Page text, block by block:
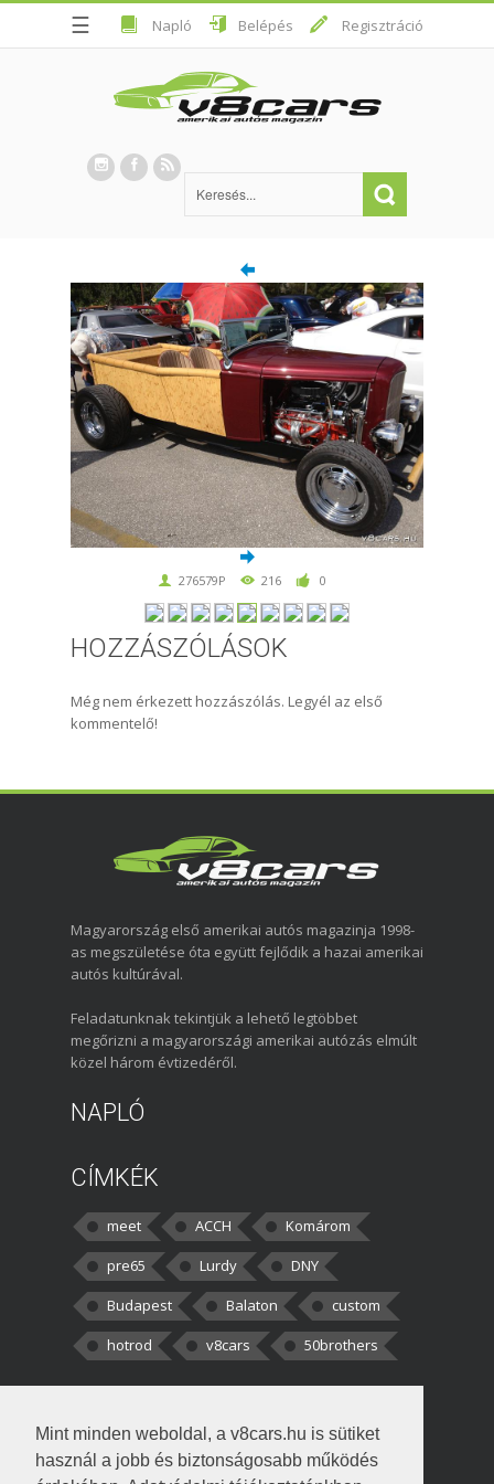
Mint minden weboldal, a v8cars.hu is sütiket
használ a jobb és biztonságosabb működés
☰ Napló Belépés Regisztráció
276579P 216 0
HOZZÁSZÓLÁSOK
Még nem érkezett hozzászólás. Legyél az első
kommentelő!
Magyarország első amerikai autós magazinja 1998-
as megszületése óta együtt fejlődik a hazai amerikai
autós kultúrával.
Feladatunknak tekintjük a lehető legtöbbet
megőrizni a magyarországi amerikai autózás elmúlt
közel három évtizedéről.
NAPLÓ
CÍMKÉK
meet ACCH
Komárom
pre65
Lurdy
DNY
Budapest
Balaton
custom
hotrod
v8cars 50brothers
kortisz:Elszúrtam! Én csak két
darabbaal számoltam. Nem tudtam, hogy fél autót,